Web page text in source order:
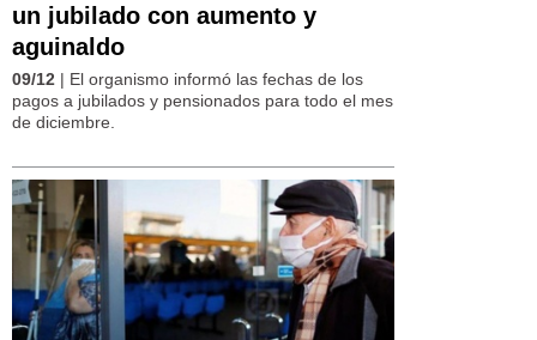
un jubilado con aumento y
aguinaldo
09/12 | El organismo informó las fechas de los
pagos a jubilados y pensionados para todo el mes
de diciembre.